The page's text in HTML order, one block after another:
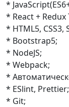
*
* React + Redux
* HTML5, CSS3,
* Bootstrap5;
* NodeJS;
* Webpack;
*
* ESlint, Prettier;
* Git;